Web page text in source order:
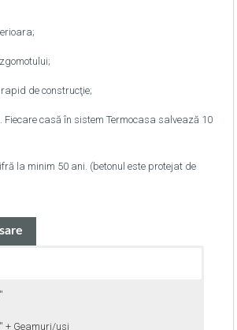
de construcţie;
Fiecare casă în sistem Termocasa salvează 10
la minim 50 ani. (betonul este protejat de
+ Geamuri/usi